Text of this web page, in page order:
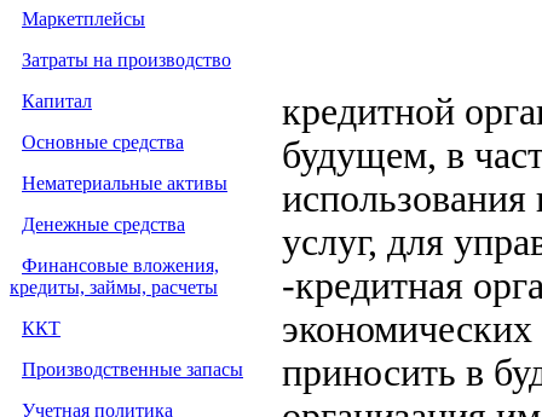
Маркетплейсы
Затраты на производство
Капитал
Основные средства
Нематериальные активы
Денежные средства
Финансовые вложения,
кредиты, займы, расчеты
ККТ
Производственные запасы
Учетная политика
кредитной
будущем, в
услуг, для
-кредитная
приносить в